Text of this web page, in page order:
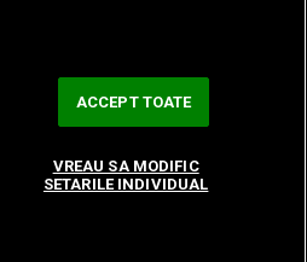
ACCEPT TOATE
VREAU SA MODIFIC
SETARILE INDIVIDUAL